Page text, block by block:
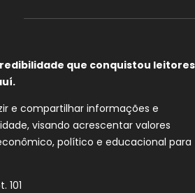
que conquistou leitores
e compartilhar informações e
visando acrescentar valores
político e educacional para
101